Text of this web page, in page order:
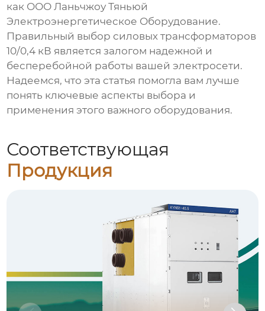
как ООО Ланьчжоу Тяньюй
Электроэнергетическое Оборудование.
Правильный выбор силовых трансформаторов
10/0,4 кВ является залогом надежной и
бесперебойной работы вашей электросети.
Надеемся, что эта статья помогла вам лучше
понять ключевые аспекты выбора и
применения этого важного оборудования.
Соответствующая
Продукция